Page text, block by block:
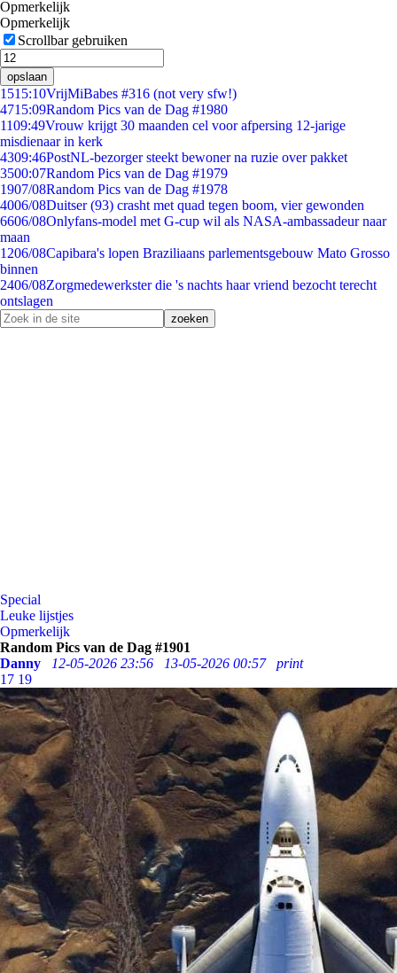
Opmerkelijk
Opmerkelijk
Scrollbar gebruiken
opslaan
1515:10VrijMiBabes #316 (not very sfw!)
4715:09Random Pics van de Dag #1980
1109:49Vrouw krijgt 30 maanden cel voor afpersing 12-jarige
misdienaar in kerk
4309:46PostNL-bezorger steekt bewoner na ruzie over pakket
3500:07Random Pics van de Dag #1979
1907/08Random Pics van de Dag #1978
4006/08Duitser (93) crasht met quad tegen boom, vier gewonden
6606/08Onlyfans-model met G-cup wil als NASA-ambassadeur naar
maan
1206/08Capibara's lopen Braziliaans parlementsgebouw Mato Grosso
binnen
2406/08Zorgmedewerkster die 's nachts haar vriend bezocht terecht
ontslagen
Special
Leuke lijstjes
Opmerkelijk
Random Pics van de Dag #1901
Danny
12-05-2026 23:56 13-05-2026 00:57
print
17 19